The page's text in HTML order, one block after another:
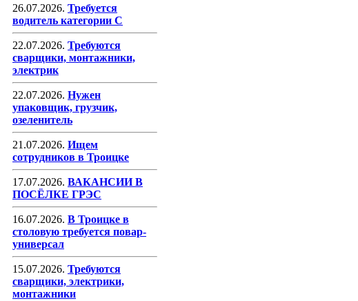
26.07.2026. Требуется
водитель категории С
22.07.2026. Требуются
сварщики, монтажники,
электрик
22.07.2026. Нужен
упаковщик, грузчик,
озеленитель
21.07.2026. Ищем
сотрудников в Троицке
17.07.2026. ВАКАНСИИ В
ПОСЁЛКЕ ГРЭС
16.07.2026. В Троицке в
столовую требуется повар-
универсал
15.07.2026. Требуются
сварщики, электрики,
монтажники